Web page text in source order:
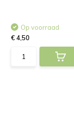
Op voorraad
€ 4,50